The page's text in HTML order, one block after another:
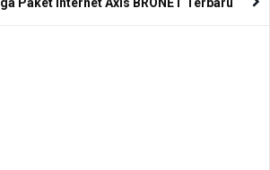
Paket Internet Axis BRONET Terbaru